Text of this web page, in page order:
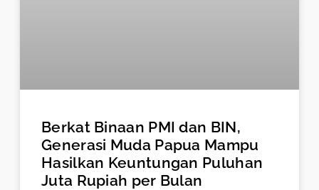
Berkat Binaan PMI dan BIN,
Generasi Muda Papua Mampu
Hasilkan Keuntungan Puluhan
Juta Rupiah per Bulan